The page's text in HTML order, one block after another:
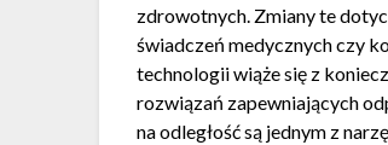
zdrowotnych. Zmiany te
świadczeń medycznych czy
technologii wiąże się z
rozwiązań zapewniających
na odległość są jednym z